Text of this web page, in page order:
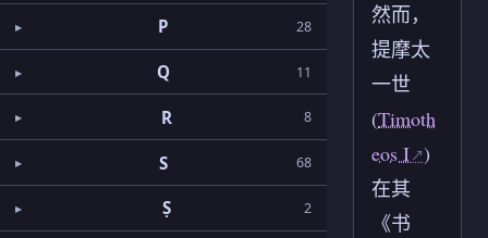
P 28
Q 11
R 8
S 68
Ṣ 2
然而，
提摩太
一世
(Timoth
eos I )
在其
《书